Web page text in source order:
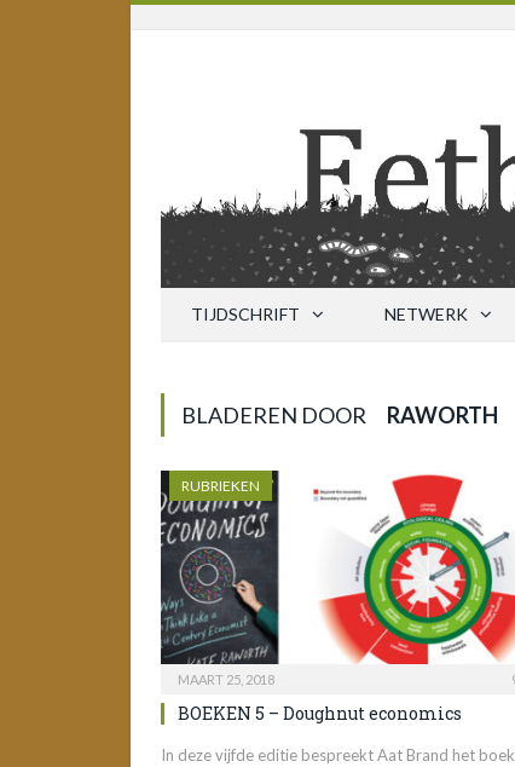
TIJDSCHRIFT NETWERK
BLADEREN DOOR RAWORTH
RUBRIEKEN
MAART 25, 2018
BOEKEN 5 – Doughnut economics
In deze vijfde editie bespreekt Aat Brand het boek